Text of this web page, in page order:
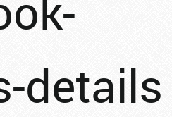
details